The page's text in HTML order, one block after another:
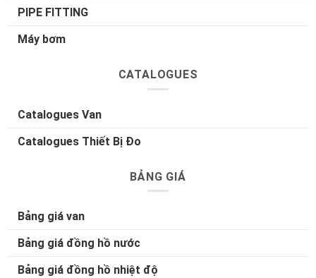
PIPE FITTING
Máy bơm
CATALOGUES
Catalogues Van
Catalogues Thiết Bị Đo
BẢNG GIÁ
Bảng giá van
Bảng giá đồng hồ nước
Bảng giá đồng hồ nhiệt độ